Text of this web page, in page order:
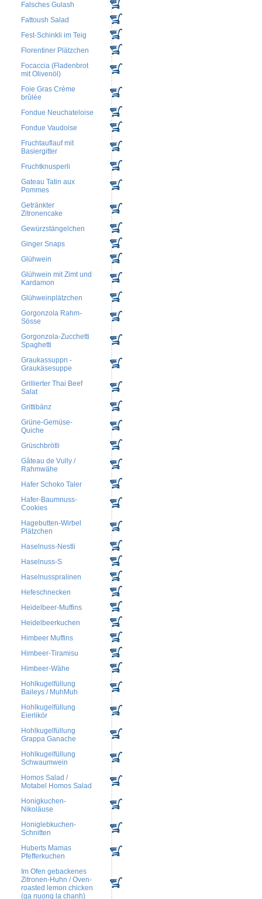
Falsches Gulash
Fattoush Salad
Fest-Schinkli im Teig
Florentiner Plätzchen
Focaccia (Fladenbrot
mit Olivenöl)
Foie Gras Crème
brûlée
Fondue Neuchateloise
Fondue Vaudoise
Fruchtauflauf mit
Basiergitter
Fruchtknusperli
Gateau Tatin aux
Pommes
Getränkter
Zitronencake
Gewürzstängelchen
Ginger Snaps
Glühwein
Glühwein mit Zimt und
Kardamon
Glühweinplätzchen
Gorgonzola Rahm-
Sösse
Gorgonzola-Zucchetti
Spaghetti
Graukassuppn -
Graukäsesuppe
Grillierter Thai Beef
Salat
Grittibänz
Grüne-Gemüse-
Quiche
Grüschbrötli
Gâteau de Vully /
Rahmwähe
Hafer Schoko Taler
Hafer-Baumnuss-
Cookies
Hagebutten-Wirbel
Plätzchen
Haselnuss-Nestli
Haselnuss-S
Haselnusspralinen
Hefeschnecken
Heidelbeer-Muffins
Heidelbeerkuchen
Himbeer Muffins
Himbeer-Tiramisu
Himbeer-Wähe
Hohlkugelfüllung
Baileys / MuhMuh
Hohlkugelfüllung
Eierlikör
Hohlkugelfüllung
Grappa Ganache
Hohlkugelfüllung
Schwaumwein
Homos Salad /
Motabel Homos Salad
Honigkuchen-
Nikoläuse
Honiglebkuchen-
Schnitten
Huberts Mamas
Pfefferkuchen
Im Ofen gebackenes
Zitronen-Huhn / Oven-
roasted lemon chicken
(ga nuong la chanh)